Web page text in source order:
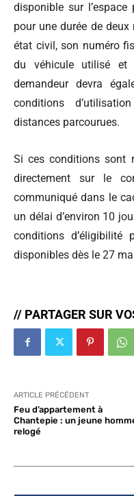
disponible sur
pour une durée de
état civil, son numéro
du véhicule utilisé
demandeur devra
conditions
distances parcourues.
Si ces conditions sont
directement sur le
communiqué dans le
un délai d’environ 10
conditions d’éligibilité
disponibles dès le 27
// PARTAGER SUR
ARTICLE PRÉCÉDENT
Feu d’appartement à
Chantepie : un jeune
relogé